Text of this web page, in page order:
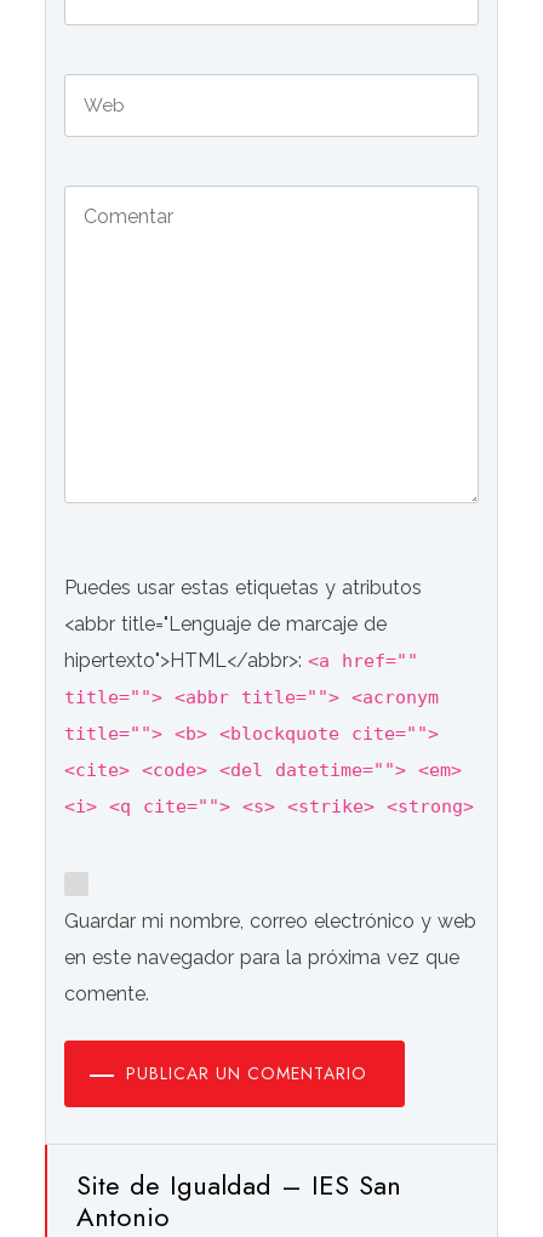
Puedes usar estas etiquetas y atributos
<abbr title="Lenguaje de marcaje de
hipertexto">HTML</abbr>:<a href=""
title=""> <abbr title=""> <acronym
title=""> <b> <blockquote cite="">
<cite> <code> <del datetime=""> <em>
<i> <q cite=""> <s> <strike> <strong>
Guardar mi nombre, correo electrónico y web
en este navegador para la próxima vez que
comente.
PUBLICAR UN COMENTARIO
Site de Igualdad – IES San
Antonio